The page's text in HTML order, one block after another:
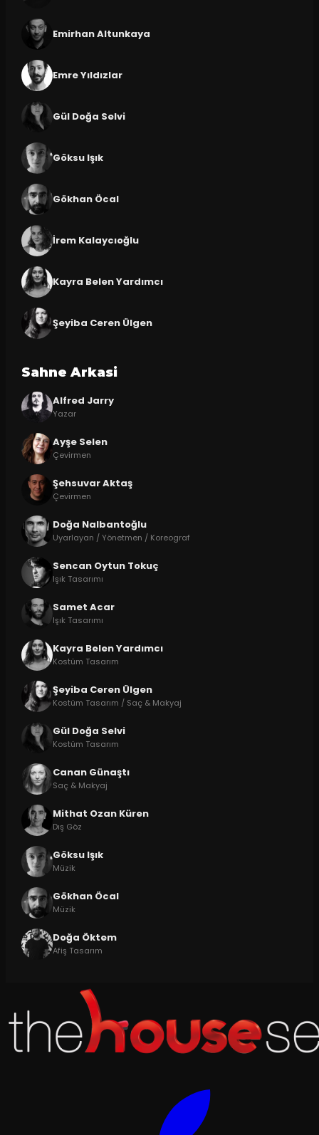
Emirhan Altunkaya
Emre Yıldızlar
Gül Doğa Selvi
Göksu Işık
Gökhan Öcal
İrem Kalaycıoğlu
Kayra Belen Yardımcı
Şeyiba Ceren Ülgen
Sahne Arkasi
Alfred Jarry
Yazar
Ayşe Selen
Çevirmen
Şehsuvar Aktaş
Çevirmen
Doğa Nalbantoğlu
Uyarlayan / Yönetmen / Koreograf
Sencan Oytun Tokuç
Işık Tasarımı
Samet Acar
Işık Tasarımı
Kayra Belen Yardımcı
Kostüm Tasarım
Şeyiba Ceren Ülgen
Kostüm Tasarım / Saç & Makyaj
Gül Doğa Selvi
Kostüm Tasarım
Canan Günaştı
Saç & Makyaj
Mithat Ozan Küren
Dış Göz
Göksu Işık
Müzik
Gökhan Öcal
Müzik
Doğa Öktem
Afiş Tasarım